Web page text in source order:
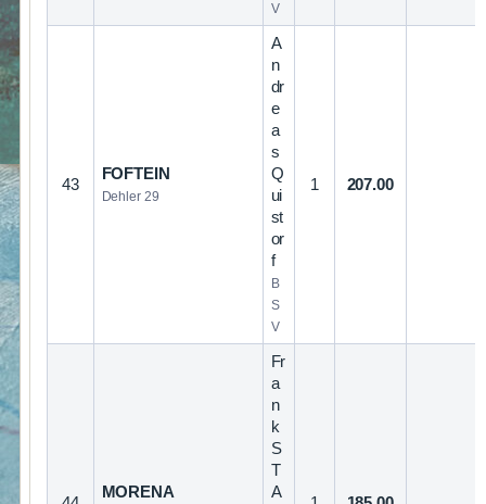
V
43
FOFTEIN
Dehler 29
A
n
dr
e
a
s
Q
ui
st
or
f
B
S
V
1 207.00
MORENA
Fr
a
n
k
S
T
A